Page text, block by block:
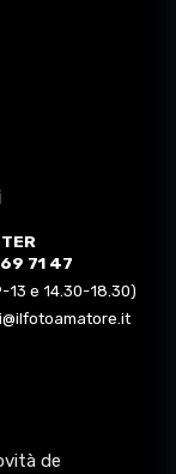
71 47
13 e 14.30-18.30)
de